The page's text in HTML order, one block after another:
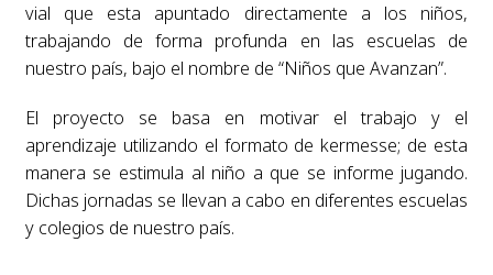
vial que esta apuntado directamente a los niños,
trabajando de forma profunda en las escuelas de
nuestro país, bajo el nombre de “Niños que Avanzan”.
El proyecto se basa en motivar el trabajo y el
aprendizaje utilizando el formato de kermesse; de esta
manera se estimula al niño a que se informe jugando.
Dichas jornadas se llevan a cabo en diferentes escuelas
y colegios de nuestro país.